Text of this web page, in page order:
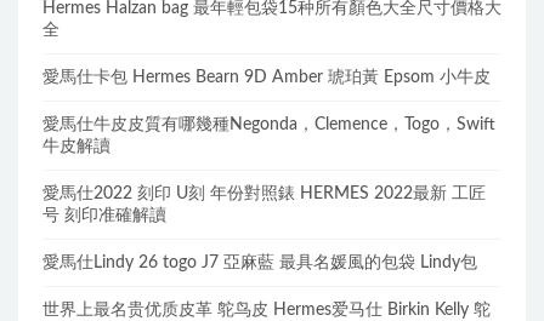
Hermes Halzan bag 最年輕包袋15种所有顏色大全尺寸價格大
全
愛馬仕卡包 Hermes Bearn 9D Amber 琥珀黃 Epsom 小牛皮
愛馬仕牛皮皮質有哪幾種Negonda，Clemence，Togo，Swift
牛皮解讀
愛馬仕2022 刻印 U刻 年份對照錶 HERMES 2022最新 工匠
号 刻印准確解讀
愛馬仕Lindy 26 togo J7 亞麻藍 最具名媛風的包袋 Lindy包
世界上最名贵优质皮革 鸵鸟皮 Hermes爱马仕 Birkin Kelly 鸵